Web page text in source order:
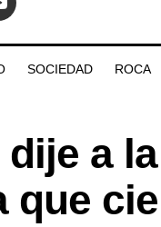
SOCIEDAD ROCA
dije a
que